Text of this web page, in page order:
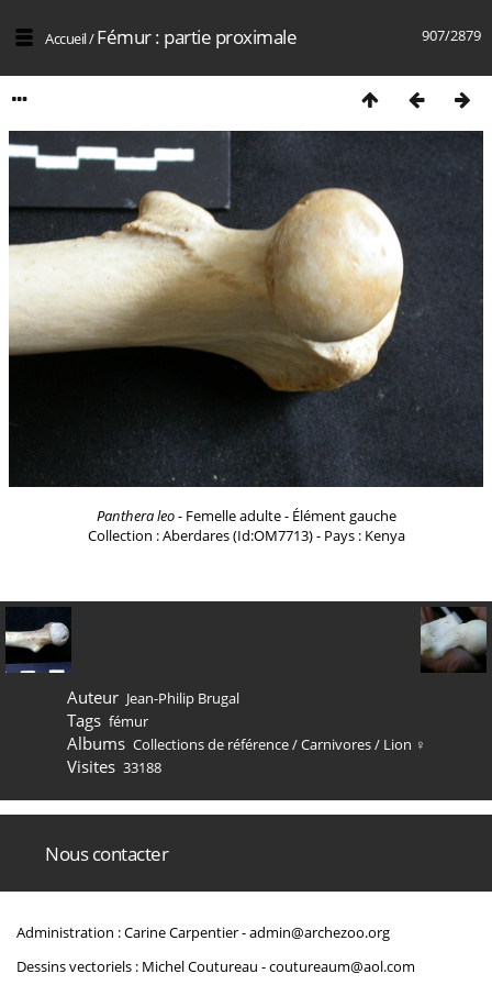
907/2879
Accueil/Fémur : partie proximale
Panthera leo- Femelle adulte - Élément gauche
Collection : Aberdares (Id:OM7713) - Pays : Kenya
Auteur Jean-Philip Brugal
Tags fémur
Albums Collections de référence/Carnivores/ Lion ♀
Visites 33188
Nous contacter
Administration : Carine Carpentier -admin@archezoo.org
Dessins vectoriels : Michel Coutureau -coutureaum@aol.com